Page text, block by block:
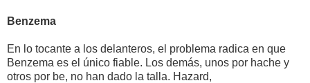
Benzema
En lo tocante a los delanteros, el problema radica en que
Benzema es el único fiable. Los demás, unos por hache y
otros por be, no han dado la talla. Hazard,